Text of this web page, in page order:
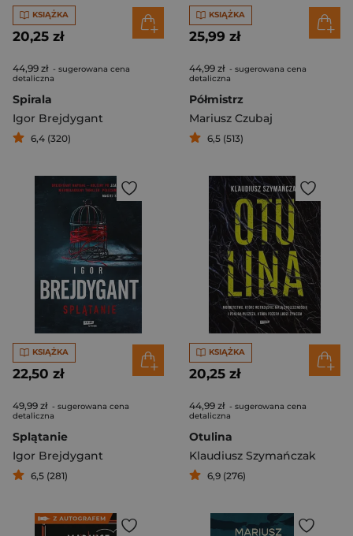
KSIĄŻKA
20,25 zł
44,99 zł - sugerowana cena
detaliczna
Spirala
Igor Brejdygant
6,4 (320)
KSIĄŻKA
25,99 zł
44,99 zł - sugerowana cena
detaliczna
Półmistrz
Mariusz Czubaj
6,5 (513)
KSIĄŻKA
22,50 zł
49,99 zł - sugerowana cena
detaliczna
Splątanie
Igor Brejdygant
6,5 (281)
KSIĄŻKA
20,25 zł
44,99 zł - sugerowana cena
detaliczna
Otulina
Klaudiusz Szymańczak
6,9 (276)